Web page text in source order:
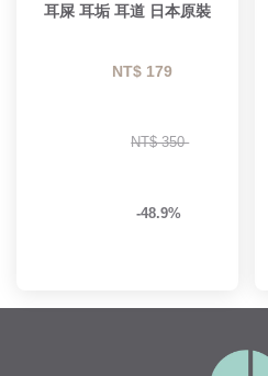
耳屎 耳垢 耳道 日本原裝
NT$ 179
NT$ 350
-48.9%